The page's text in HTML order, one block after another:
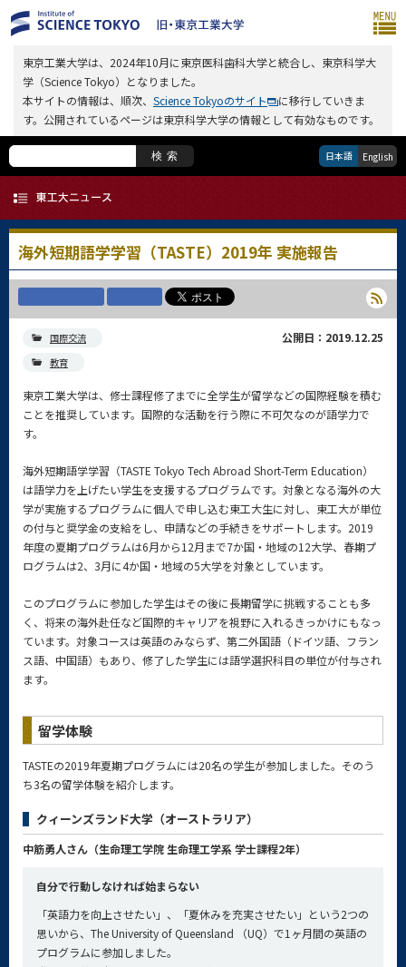
東京工業大学は、2024年10月に東京医科歯科大学と統合し、東京科学大
学（Science Tokyo）となりました。
本サイトの情報は、順次、 Science Tokyoのサイト
に移行していきま
す。公開されているページは東京科学大学の情報として有効なものです。
検索 日本語 English
海外短期語学学習（TASTE）2019年 実施報告
国際交流
教育
公開日：2019.12.25
東京工業大学は、修士課程修了までに全学生が留学などの国際経験を積む
ことを推奨しています。国際的な活動を行う際に不可欠なのが語学力で
す。
海外短期語学学習（TASTE Tokyo Tech Abroad Short-Term Education）
は語学力を上げたい学生を支援するプログラムです。対象となる海外の大
学が実施するプログラムに個人で申し込む東工大生に対し、東工大が単位
の付与と奨学金の支給をし、申請などの手続きをサポートします。2019
年度の夏期プログラムは6月から12月まで7か国・地域の12大学、春期プ
ログラムは2、3月に4か国・地域の5大学を対象としています。
このプログラムに参加した学生はその後に長期留学に挑戦することも多
く、将来の海外赴任など国際的キャリアを視野に入れるきっかけにもなっ
ています。対象コースは英語のみならず、第二外国語（ドイツ語、フラン
ス語、中国語）もあり、修了した学生には語学選択科目の単位が付与され
ます。
留学体験
TASTEの2019年夏期プログラムには20名の学生が参加しました。そのう
ち3名の留学体験を紹介します。
クィーンズランド大学（オーストラリア）
中筋勇人さん（生命理工学院 生命理工学系 学士課程2年）
自分で行動しなければ始まらない
「英語力を向上させたい」、「夏休みを充実させたい」という2つの
思いから、The University of Queensland （UQ）で1ヶ月間の英語の
プログラムに参加しました。